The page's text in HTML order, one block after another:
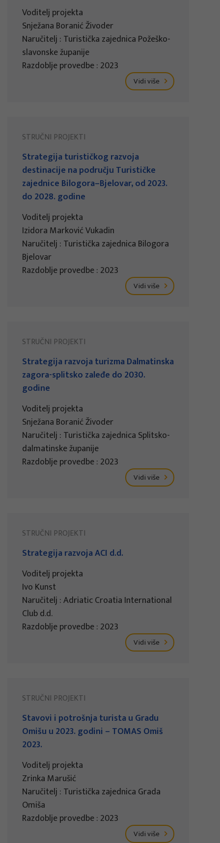
Voditelj projekta
Snježana Boranić Živoder
Naručitelj : Turistička zajednica Požeško-
slavonske županije
Razdoblje provedbe : 2023
Vidi više
STRUČNI PROJEKTI
Strategija turističkog razvoja
destinacije na području Turističke
zajednice Bilogora–Bjelovar, od 2023.
do 2028. godine
Voditelj projekta
Izidora Marković Vukadin
Naručitelj : Turistička zajednica Bilogora
Bjelovar
Razdoblje provedbe : 2023
Vidi više
STRUČNI PROJEKTI
Strategija razvoja turizma Dalmatinska
zagora-splitsko zaleđe do 2030.
godine
Voditelj projekta
Snježana Boranić Živoder
Naručitelj : Turistička zajednica Splitsko-
dalmatinske županije
Razdoblje provedbe : 2023
Vidi više
STRUČNI PROJEKTI
Strategija razvoja ACI d.d.
Voditelj projekta
Ivo Kunst
Naručitelj : Adriatic Croatia International
Club d.d.
Razdoblje provedbe : 2023
Vidi više
STRUČNI PROJEKTI
Stavovi i potrošnja turista u Gradu
Omišu u 2023. godini – TOMAS Omiš
2023.
Voditelj projekta
Zrinka Marušić
Naručitelj : Turistička zajednica Grada
Omiša
Razdoblje provedbe : 2023
Vidi više